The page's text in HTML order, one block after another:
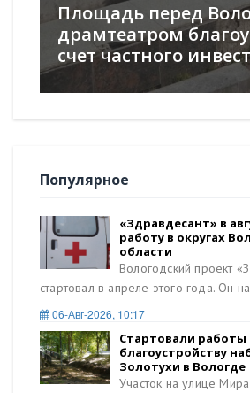
Площадь перед
драмтеатром
счет частного
Популярное
«Здравдесант» в
работу в округах
области
Вологодский проект
стартовал в апреле этого года. Он
06-Авг-2026, 10:17
Стартовали работы
благоустройству
Золотухи в Вологде
Участок на улице